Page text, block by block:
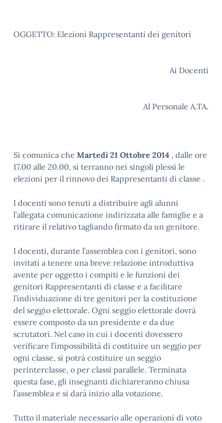
OGGETTO: Elezioni Rappresentanti dei genitori
Ai Docenti
Al Personale A.TA.
Si comunica che Martedì 21 Ottobre 2014 , dalle ore
17.00 alle 20.00, si terranno nei singoli plessi le
elezioni per il rinnovo dei Rappresentanti di classe .
I docenti sono tenuti a distribuire agli alunni
l’allegata comunicazione indirizzata alle famiglie e a
ritirare il relativo tagliando firmato da un genitore.
I docenti, durante l’assemblea con i genitori, sono
invitati a tenere una breve relazione introduttiva
avente per oggetto i compiti e le funzioni dei
genitori Rappresentanti di classe e a facilitare
l’individuazione di tre genitori per la costituzione
del seggio elettorale. Ogni seggio elettorale dovrà
essere composto da un presidente e da due
scrutatori. Nel caso in cui i docenti dovessero
verificare l’impossibilità di costituire un seggio per
ogni classe, si potrà costituire un seggio
perinterclasse, o per classi parallele. Terminata
questa fase, gli insegnanti dichiareranno chiusa
l’assemblea e si darà inizio alla votazione.
Tutto il materiale necessario alle operazioni di voto